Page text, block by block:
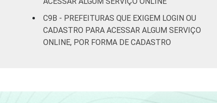
C9B - PREFEITURAS QUE EXIGEM LOGIN OU
CADASTRO PARA ACESSAR ALGUM SERVIÇO
ONLINE, POR FORMA DE CADASTRO